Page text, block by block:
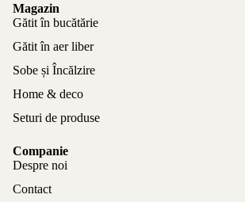
Magazin
Gătit în bucătărie
Gătit în aer liber
Sobe și Încălzire
Home & deco
Seturi de produse
Companie
Despre noi
Contact